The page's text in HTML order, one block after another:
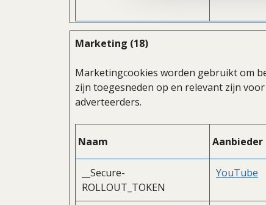
Marketing (18)
Marketingcookies worden gebruikt om
zijn toegesneden op en relevant zijn
adverteerders.
Naam Aanbieder
__Secure-
ROLLOUT_TOKEN
YouTube